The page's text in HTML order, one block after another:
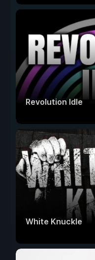
Revolution Idle
White Knuckle